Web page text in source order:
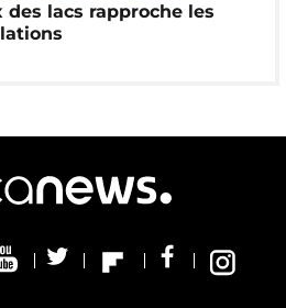
des lacs rapproche les